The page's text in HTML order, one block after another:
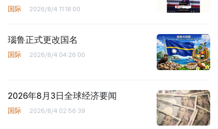
国际 2026/8/4 11:18:00
瑙鲁正式更改国名
国际 2026/8/4 04:26:00
2026年8月3日全球经济要闻
国际 2026/8/4 02:56:39